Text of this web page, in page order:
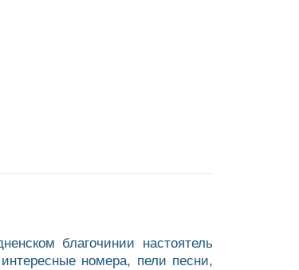
благочинии настоятель
номера, пели песни,